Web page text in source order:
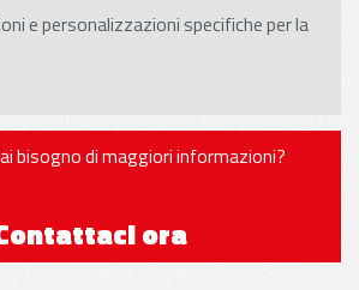
e personalizzazioni specifiche per la
bisogno di maggiori informazioni?
ora